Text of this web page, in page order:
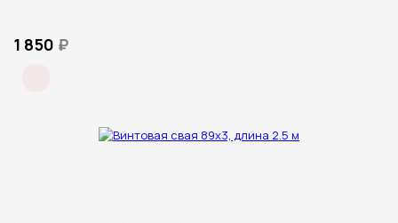
1 850 ₽